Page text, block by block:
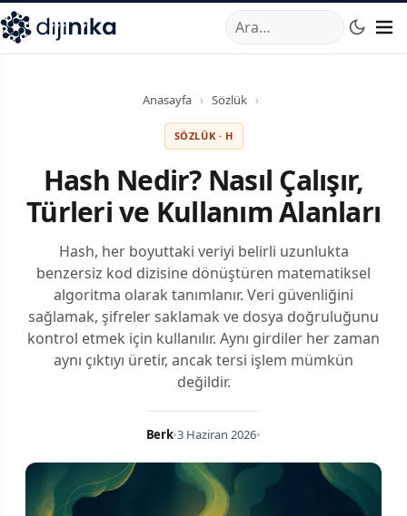
,Marmara Mahallesi,Beylikdüzü34520TRTelefon:0850
Anasayfa › Sözlük ›
SÖZLÜK · H
Hash Nedir? Nasıl Çalışır,
Türleri ve Kullanım Alanları
Hash, her boyuttaki veriyi belirli uzunlukta
benzersiz kod dizisine dönüştüren matematiksel
algoritma olarak tanımlanır. Veri güvenliğini
sağlamak, şifreler saklamak ve dosya doğruluğunu
kontrol etmek için kullanılır. Aynı girdiler her zaman
aynı çıktıyı üretir, ancak tersi işlem mümkün
değildir.
Berk•3 Haziran 2026•